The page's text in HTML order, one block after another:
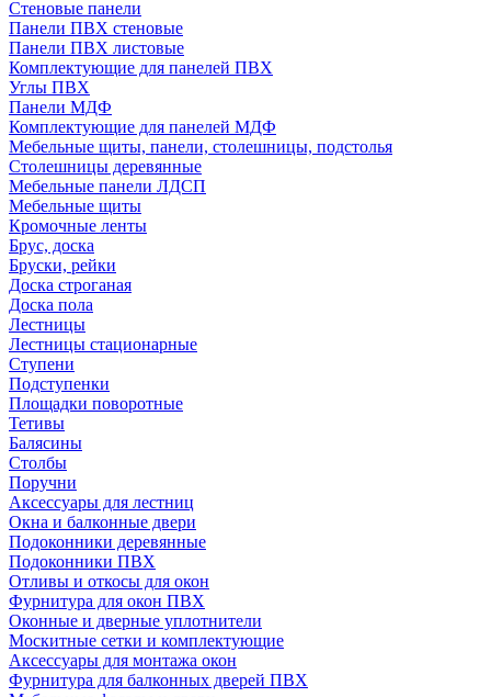
Стеновые панели
Панели ПВХ стеновые
Панели ПВХ листовые
Комплектующие для панелей ПВХ
Углы ПВХ
Панели МДФ
Комплектующие для панелей МДФ
Мебельные щиты, панели, столешницы, подстолья
Столешницы деревянные
Мебельные панели ЛДСП
Мебельные щиты
Кромочные ленты
Брус, доска
Бруски, рейки
Доска строганая
Доска пола
Лестницы
Лестницы стационарные
Ступени
Подступенки
Площадки поворотные
Тетивы
Балясины
Столбы
Поручни
Аксессуары для лестниц
Окна и балконные двери
Подоконники деревянные
Подоконники ПВХ
Отливы и откосы для окон
Фурнитура для окон ПВХ
Оконные и дверные уплотнители
Москитные сетки и комплектующие
Аксессуары для монтажа окон
Фурнитура для балконных дверей ПВХ